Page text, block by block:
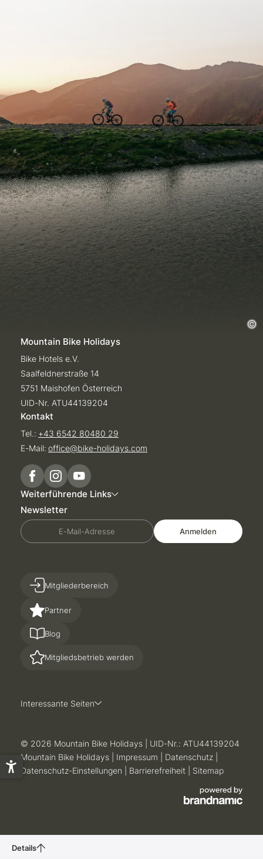
BergeSeen eTrail in Ferienregion Dachstein
Details
Mountain Bike Holidays
Bike Hotels e.V.
Saalfeldnerstraße 14
5751 Maishofen Österreich
UID-Nr. ATU44139204
Kontakt
Tel.: +43 6542 80480 29
E-Mail: office@bike-holidays.com
Weiterführende Links
Newsletter
E-Mail-Adresse Anmelden
Partner
Blog
Mitgliedsbetrieb werden
Mitgliederbereich
Interessante Seiten
© 2026 Mountain Bike Holidays
UID-Nr.: ATU44139204
Mountain Bike Holidays
Impressum Datenschutz
Datenschutz-Einstellungen
Barrierefreiheit Sitemap